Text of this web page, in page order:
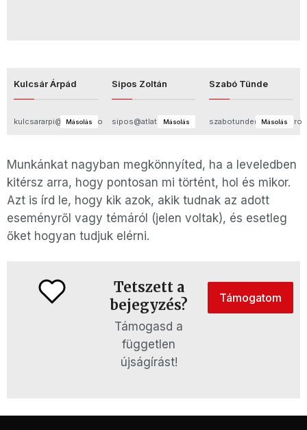
Kulcsár Árpád
kulcsararpi@atlatszo.ro
Másolás
Sipos Zoltán
sipos@atlatszo.ro
Másolás
Szabó Tünde
szabotunde@atlatszo.ro
Másolás
Munkánkat nagyban megkönnyíted, ha a leveledben
kitérsz arra, hogy pontosan mi történt, hol és mikor.
Azt is írd le, hogy kik azok, akik tudnak az adott
eseményről vagy témáról (jelen voltak), és esetleg
őket hogyan tudjuk elérni.
Tetszett a
bejegyzés?
Támogasd a
független
újságírást!
Támogatom